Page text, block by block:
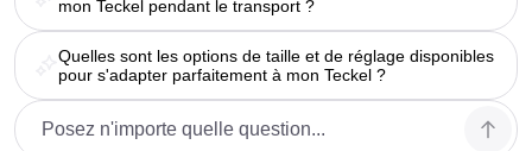
mon Teckel pendant le transport ?
Quelles sont les options de taille et de réglage disponibles
pour s'adapter parfaitement à mon Teckel ?